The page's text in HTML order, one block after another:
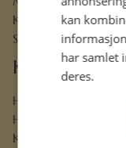
Kjøpsbetingelser
Sikkerhet og
Kjekt å vite
Hermon-venn
Hermons bokklubb
Kristen bokhandel
kan
har samlet
deres.